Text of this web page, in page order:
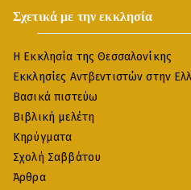
Σχετικά με την εκκλησία
Η Εκκλησία της Θεσσαλονίκης
Εκκλησίες Αντβεντιστών στην
Βασικά πιστεύω
Βιβλική μελέτη
Κηρύγματα
Σχολή Σαββάτου
Άρθρα